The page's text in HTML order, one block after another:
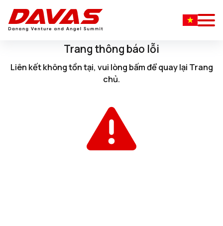
Trang thông báo lỗi
Liên kết không tồn tại, vui lòng bấmđể quay lại Trang
chủ.